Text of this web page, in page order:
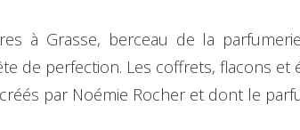
à Grasse, berceau de la
de perfection. Les coffrets, flacons
par Noémie Rocher et dont le